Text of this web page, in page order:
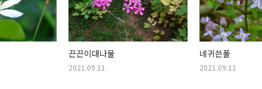
끈끈이대나물
2021.09.11
네귀쓴풀
2021.09.11